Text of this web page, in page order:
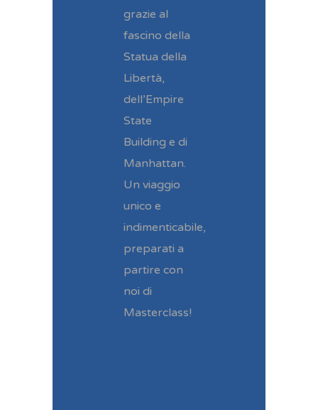
grazie al
fascino della
Statua della
Libertà,
dell’Empire
State
Building e di
Manhattan.
Un viaggio
unico e
indimenticabile,
preparati a
partire con
noi di
Masterclass!